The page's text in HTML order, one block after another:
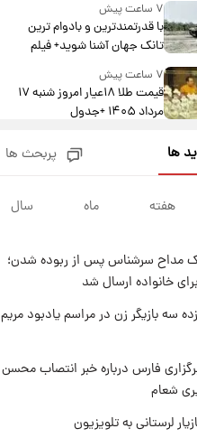
۷ ساعت پیش
با قدرتمندترین و بادوام ترین
تانک جهان آشنا شوید+ فیلم
۷ ساعت پیش
قیمت طلا ۱۸عیار امروز شنبه ۱۷
مرداد ۱۴۰۵ +جدول
قیمت محصولات ایران‌خودرو و
سایپا امروز شنبه ۱۷ مرداد ۱۴۰۵
۲۱ ساعت پیش
۱۴۰۵
۲۲ ساعت پیش
بازیکن به درد نخور استقلال با
مقصد اروپا این تیم را ترک کرد!
حاجی‌زاده و باقری؛ فرماندهان
شهید هوافضای ایران
ها پربحث ها
هفته ماه سال
مداح سرشناس پس از ربوده شدن؛
خانواده ارسال شد
سه بازیگر زن در مراسم یادبود مریم
فارس درباره خبر انتصاب محسن
شعام
لرستانی به تلویزیون